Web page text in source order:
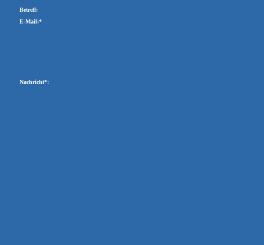
Betreff:
E-Mail:*
Nachricht*: